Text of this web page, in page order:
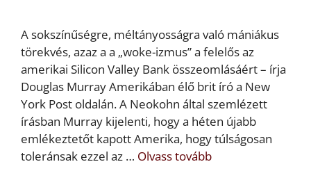
A sokszínűségre, méltányosságra való mániákus
törekvés, azaz a a „woke-izmus” a felelős az
amerikai Silicon Valley Bank összeomlásáért – írja
Douglas Murray Amerikában élő brit író a New
York Post oldalán. A Neokohn által szemlézett
írásban Murray kijelenti, hogy a héten újabb
emlékeztetőt kapott Amerika, hogy túlságosan
toleránsak ezzel az … Olvass tovább